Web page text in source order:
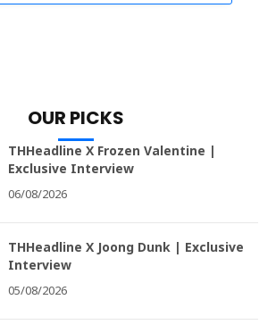
OUR PICKS
THHeadline X Frozen Valentine |
Exclusive Interview
06/08/2026
THHeadline X Joong Dunk | Exclusive
Interview
05/08/2026